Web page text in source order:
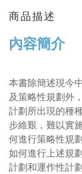
商品描述
內容簡介
本書除簡述現今
及策略性規劃外
計劃所出現的種
步維艱，難以實
何進行策略性規
如何進行上述規
計劃和運作性計